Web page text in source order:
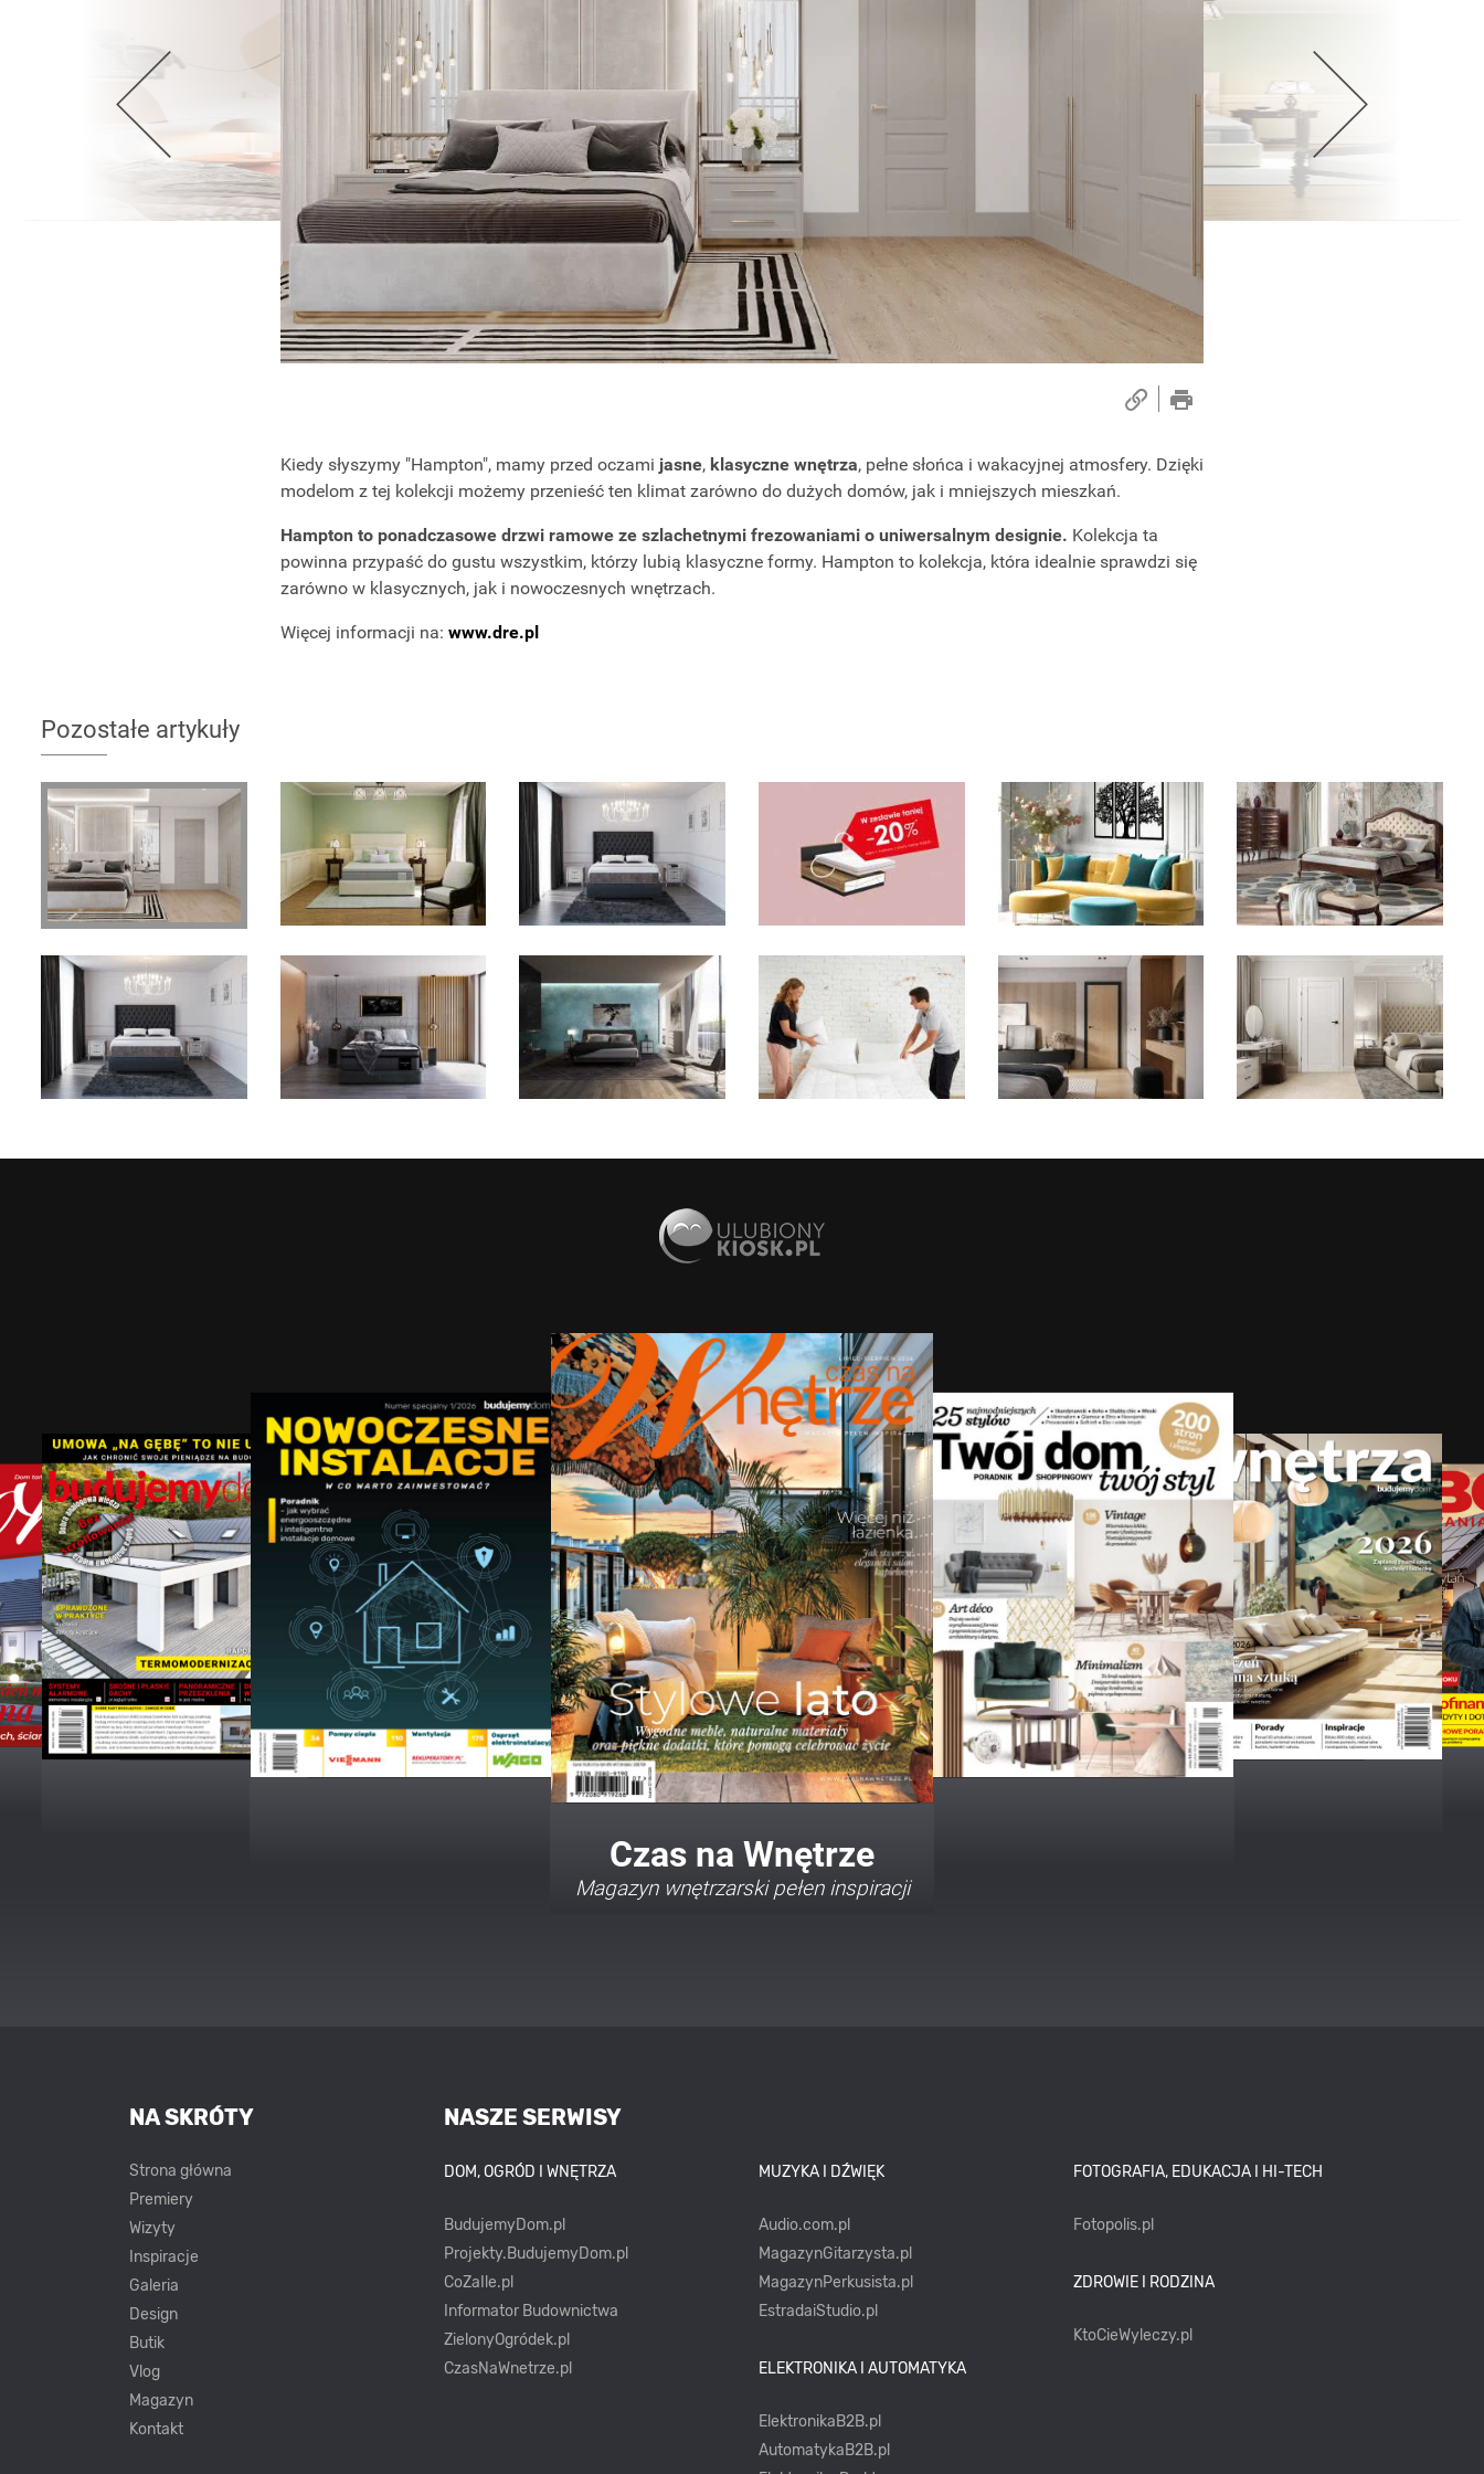
Kiedy słyszymy "Hampton", mamy przed oczami jasne, klasyczne wnętrza, pełne słońca i wakacyjnej atmosfery. Dzięki
modelom z tej kolekcji możemy przenieść ten klimat zarówno do dużych domów, jak i mniejszych mieszkań.
Hampton to ponadczasowe drzwi ramowe ze szlachetnymi frezowaniami o uniwersalnym designie. Kolekcja ta
powinna przypaść do gustu wszystkim, którzy lubią klasyczne formy. Hampton to kolekcja, która idealnie sprawdzi się
zarówno w klasycznych, jak i nowoczesnych wnętrzach.
Więcej informacji na: www.dre.pl
Pozostałe artykuły
Twój Dom Twój Styl
Porady i inspiracje w najmodniejszych
NASZE SERWISY
DOM, OGRÓD I WNĘTRZA
BudujemyDom.pl
Projekty.BudujemyDom.pl
CoZaIle.pl
Informator Budownictwa
ZielonyOgródek.pl
CzasNaWnetrze.pl
MUZYKA I DŹWIĘK
Audio.com.pl
MagazynGitarzysta.pl
MagazynPerkusista.pl
EstradaiStudio.pl
ELEKTRONIKA I AUTOMATYKA
ElektronikaB2B.pl
AutomatykaB2B.pl
FOTOGRAFIA, EDUKACJA I HI-TECH
Fotopolis.pl
ZDROWIE I RODZINA
KtoCieWyleczy.pl
NA SKRÓTY
Strona główna
Premiery
Wizyty
Inspiracje
Galeria
Design
Butik
Vlog
Magazyn
Kontakt